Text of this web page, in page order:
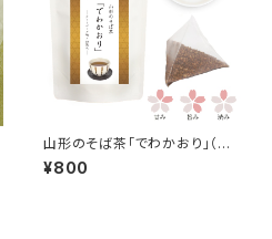
山形のそば茶「でわかおり」（テ
ィーバッグ）
¥800